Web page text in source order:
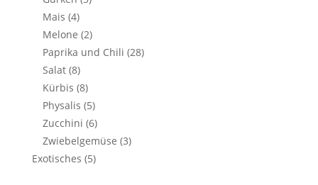
Mais (4)
Melone (2)
Paprika und Chili (28)
Salat (8)
Kürbis (8)
Physalis (5)
Zucchini (6)
Zwiebelgemüse (3)
Exotisches (5)